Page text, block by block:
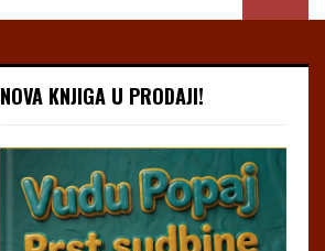
NOVA KNJIGA U PRODAJI!